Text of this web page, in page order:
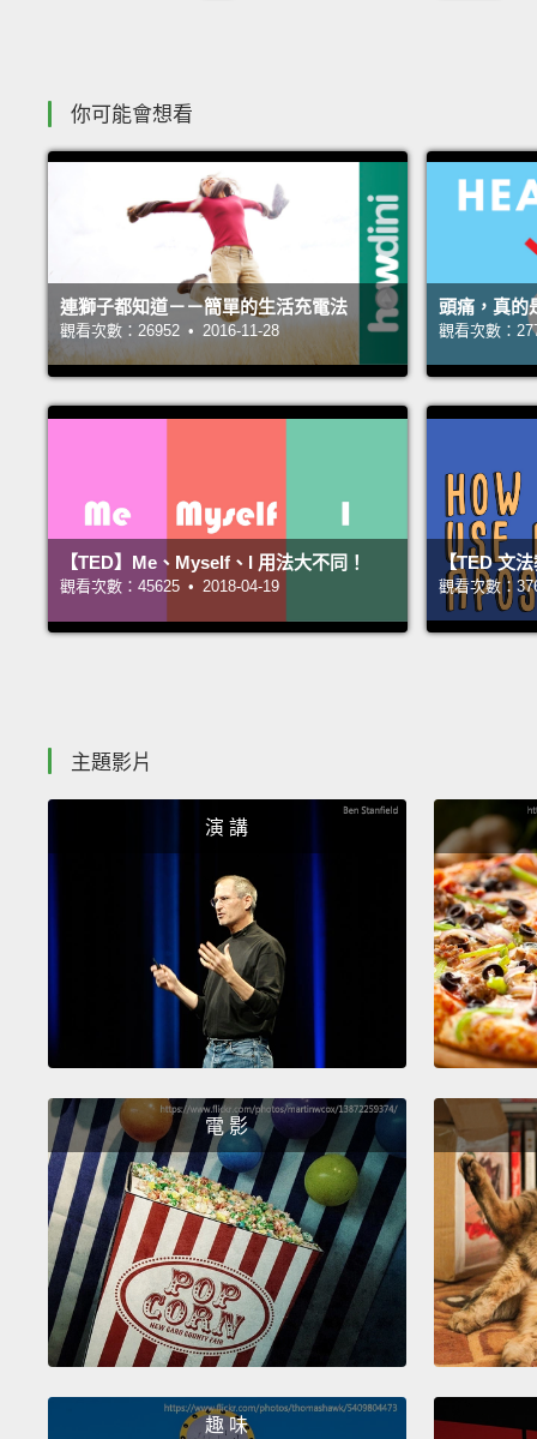
你可能會想看
連獅子都知道－－簡單的生活充電法
觀看次數：26952 • 2016-11-28
頭痛，真的
觀看次數：
【TED】Me、Myself、I 用法大不同！
觀看次數：45625 • 2018-04-19
【TED 文
觀看次數：
主題影片
演 講
電 影
趣 味